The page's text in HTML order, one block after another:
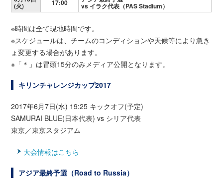
(火) 17:00 vs イラク代表（PAS Stadium）
※時間は全て現地時間です。
※スケジュールは、チームのコンディションや天候等により急き
ょ変更する場合があります。
※「＊」は冒頭15分のみメディア公開となります。
キリンチャレンジカップ2017
2017年6月7日(水) 19:25 キックオフ(予定)
SAMURAI BLUE(日本代表) vs シリア代表
東京／東京スタジアム
大会情報はこちら
アジア最終予選（Road to Russia）